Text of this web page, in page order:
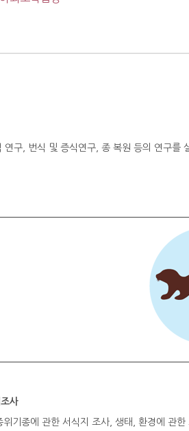
구, 번식 및 증식연구, 종 복원 등의 연구를
사
위기종에 관한 서식지 조사, 생태, 환경에 관한